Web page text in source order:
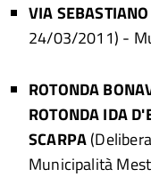
VIA
24/03/2011) -
ROTONDA
ROTONDA IDA
SCARPA
Municipalità